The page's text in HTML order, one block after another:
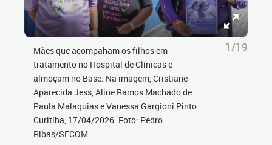
Mães que acompaham os filhos em
tratamento no Hospital de Clínicas e
almoçam no Base. Na imagem, Cristiane
Aparecida Jess, Aline Ramos Machado de
Paula Malaquias e Vanessa Gargioni Pinto.
Curitiba, 17/04/2026. Foto: Pedro
Ribas/SECOM
1/19